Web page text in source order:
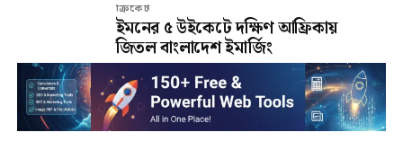
ক্রিকেট
ইমনের ৫ উইকেটে দক্ষিণ আফ্রিকায়
জিতল বাংলাদেশ ইমার্জিং